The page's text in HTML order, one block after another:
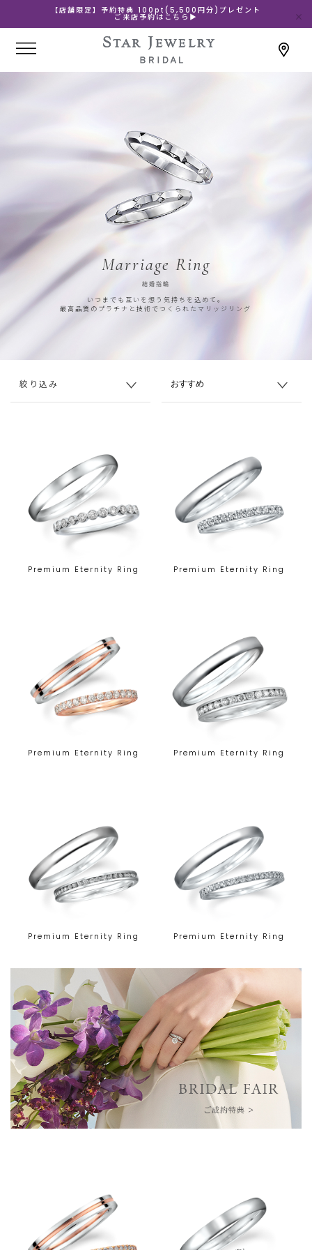
【店舗限定】予約特典 100pt(5,500円分)プレゼント
ご来店予約はこちら▶
Marriage Ring
結婚指輪
いつまでも互いを想う気持ちを込めて。
最高品質のプラチナと技術でつくられたマリッジリング
絞り込み
Premium Eternity Ring Premium Eternity Ring
Premium Eternity Ring Premium Eternity Ring
Premium Eternity Ring Premium Eternity Ring